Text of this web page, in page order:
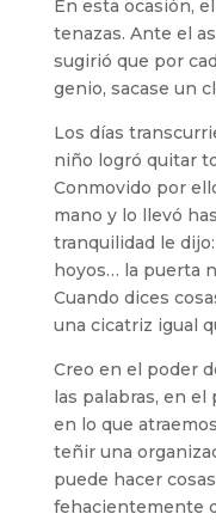
En esta ocasión,
tenazas. Ante el
sugirió que por
genio, sacase un
Los días
niño logró quitar
Conmovido por
mano y lo llevó
tranquilidad le
hoyos… la puerta
Cuando dices
una cicatriz igual
Creo en el poder
las palabras, en
en lo que
teñir una
puede hacer
fehacientemente